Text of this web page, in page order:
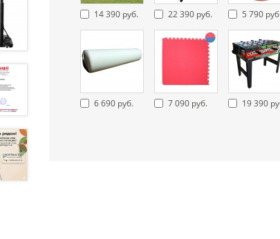
14 390 руб. 22 390 руб. 5 790
6 690 руб. 7 090 руб. 19 390